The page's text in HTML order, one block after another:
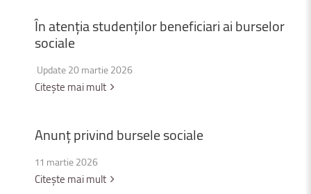
Înatențiastudențilorbeneficiariaiburselor
sociale
Update 20 martie 2026
Citește mai mult
Anunțprivindburselesociale
11 martie 2026
Citește mai mult